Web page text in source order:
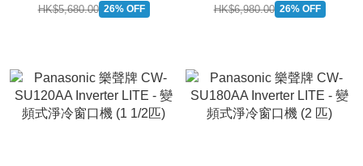
HK$5,680.00 26% OFF HK$6,980.00 26% OFF